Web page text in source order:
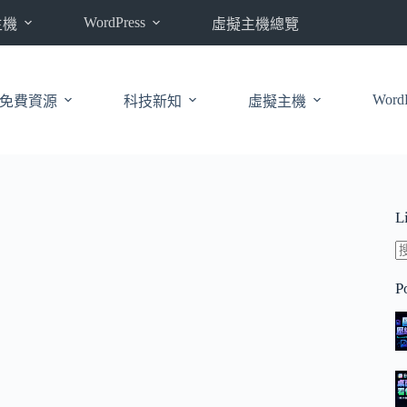
WordPress 虛擬主機總覽
免費資源 科技新知 虛擬主機